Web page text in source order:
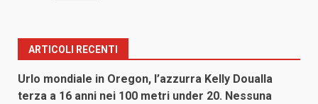
ARTICOLI RECENTI
Urlo mondiale in Oregon, l’azzurra Kelly Doualla
terza a 16 anni nei 100 metri under 20. Nessuna